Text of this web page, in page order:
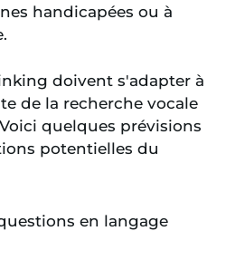
handicapées ou à
doivent s'adapter à
de la recherche vocale
quelques prévisions
potentielles du
en langage